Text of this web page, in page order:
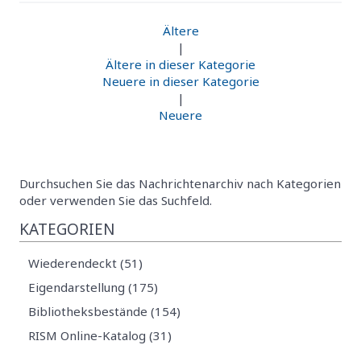
Ältere
|
Ältere in dieser Kategorie
Neuere in dieser Kategorie
|
Neuere
Durchsuchen Sie das Nachrichtenarchiv nach Kategorien
oder verwenden Sie das Suchfeld.
KATEGORIEN
Wiederendeckt (51)
Eigendarstellung (175)
Bibliotheksbestände (154)
RISM Online-Katalog (31)